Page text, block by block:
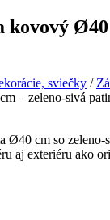
kovový
sviečky /
– zeleno-sivá
Ø40 cm so zeleno-
aj exteriéru ako